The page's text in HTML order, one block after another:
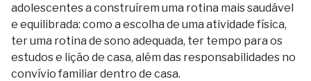
adolescentes a construírem uma rotina mais saudável
e equilibrada: como a escolha de uma atividade física,
ter uma rotina de sono adequada, ter tempo para os
estudos e lição de casa, além das responsabilidades no
convívio familiar dentro de casa.